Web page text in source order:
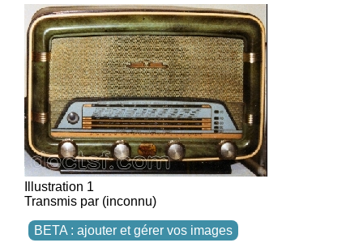
Illustration 1
Transmis par (inconnu)
BETA : ajouter et gérer vos images